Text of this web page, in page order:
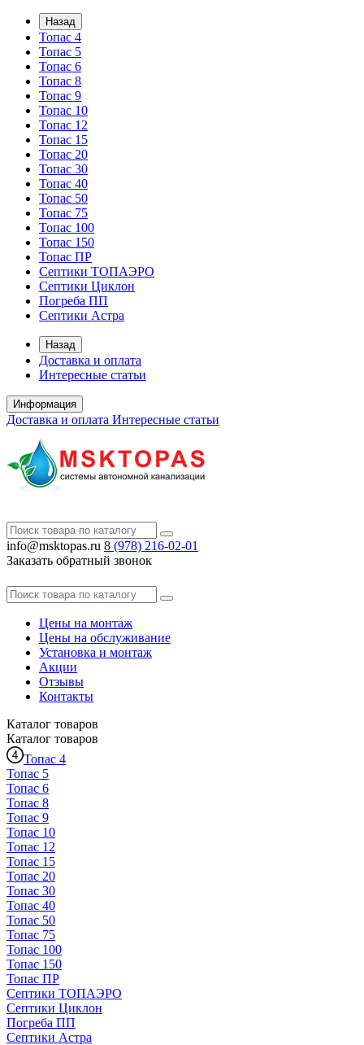
Назад
Топас 4
Топас 5
Топас 6
Топас 8
Топас 9
Топас 10
Топас 12
Топас 15
Топас 20
Топас 30
Топас 40
Топас 50
Топас 75
Топас 100
Топас 150
Топас ПР
Септики ТОПАЭРО
Септики Циклон
Погреба ПП
Септики Астра
Назад
Доставка и оплата
Интересные статьи
Информация
Доставка и оплата Интересные статьи
info@msktopas.ru 8 (978) 216-02-01
Заказать обратный звонок
Цены на монтаж
Цены на обслуживание
Установка и монтаж
Акции
Отзывы
Контакты
Каталог товаров
Каталог товаров
Топас 4
Топас 5
Топас 6
Топас 8
Топас 9
Топас 10
Топас 12
Топас 15
Топас 20
Топас 30
Топас 40
Топас 50
Топас 75
Топас 100
Топас 150
Топас ПР
Септики ТОПАЭРО
Септики Циклон
Погреба ПП
Септики Астра